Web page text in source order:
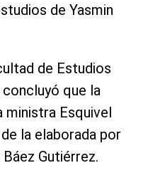
de Yasmin
de Estudios
que la
ministra Esquivel
la elaborada por
Gutiérrez.